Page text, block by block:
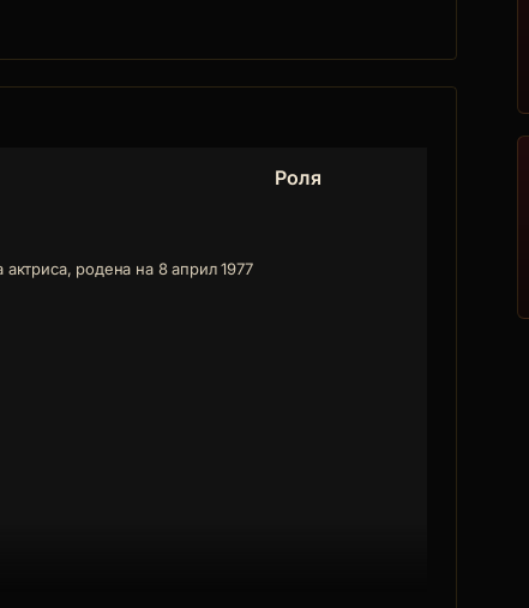
Роля
актриса, родена на 8 април 1977